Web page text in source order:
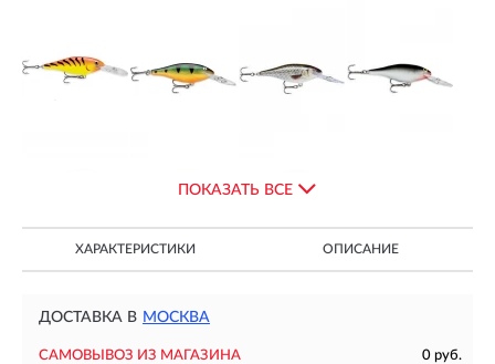
ПОКАЗАТЬ ВСЕ
ХАРАКТЕРИСТИКИ ОПИСАНИЕ
ДОСТАВКА В МОСКВА
САМОВЫВОЗ ИЗ МАГАЗИНА
0 руб.